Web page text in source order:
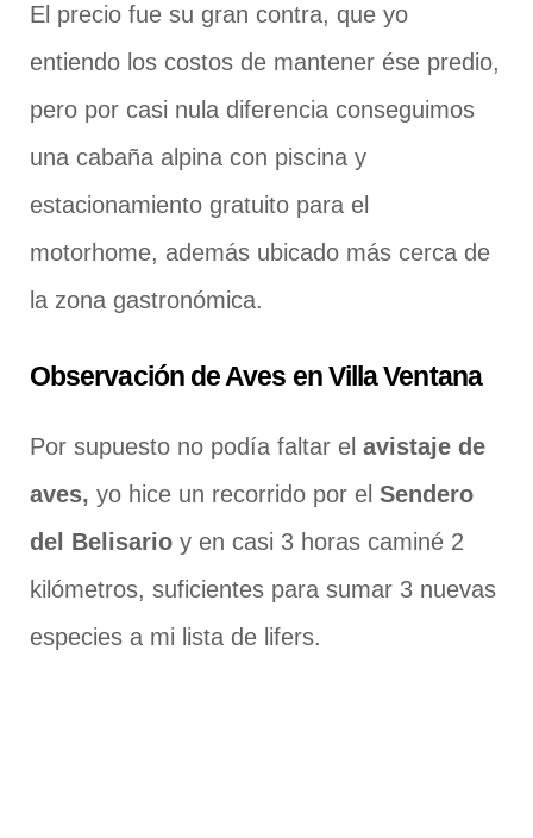
El precio fue su gran contra, que yo
entiendo los costos de mantener ése predio,
pero por casi nula diferencia conseguimos
una cabaña alpina con piscina y
estacionamiento gratuito para el
motorhome, además ubicado más cerca de
la zona gastronómica.
Observación de Aves en Villa Ventana
Por supuesto no podía faltar el avistaje de
aves, yo hice un recorrido por el Sendero
del Belisario y en casi 3 horas caminé 2
kilómetros, suficientes para sumar 3 nuevas
especies a mi lista de lifers.